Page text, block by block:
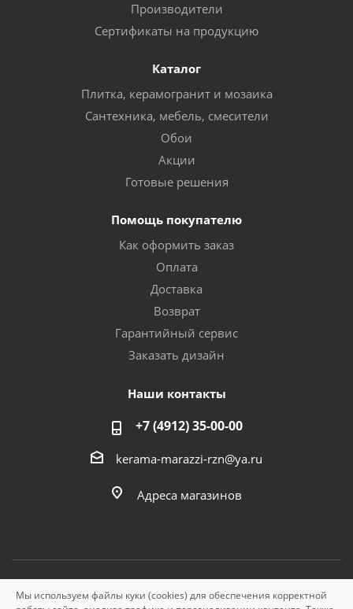
Производители
Сертификаты на продукцию
Каталог
Плитка, керамогранит и мозаика
Сантехника, мебель, смесители
Обои
Акции
Готовые решения
Помощь покупателю
Как оформить заказ
Оплата
Доставка
Возврат
Гарантийный сервис
Заказать дизайн
Наши контакты
+7 (4912) 35-00-00
kerama-marazzi-rzn@ya.ru
Адреса магазинов
© «Керама Марацци», ОГРН 1145749000210, 2026
Мы используем файлы куки (cookies) для обеспечения корректной